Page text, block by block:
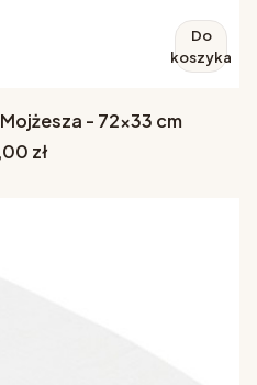
Do
koszyka
- 72x33 cm
zł